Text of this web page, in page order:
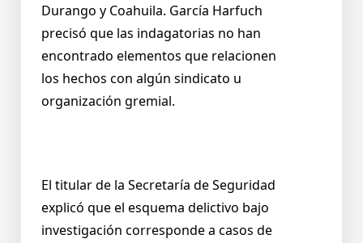
Durango y Coahuila. García Harfuch
precisó que las indagatorias no han
encontrado elementos que relacionen
los hechos con algún sindicato u
organización gremial.
El titular de la Secretaría de Seguridad
explicó que el esquema delictivo bajo
investigación corresponde a casos de